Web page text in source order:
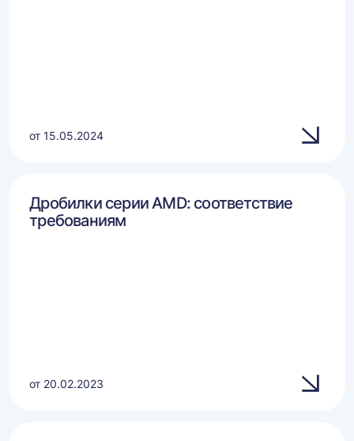
от 15.05.2024
Дробилки серии AMD: соответствие
требованиям
от 20.02.2023